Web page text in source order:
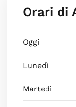
Orari di
Oggi
Lunedì
Martedì